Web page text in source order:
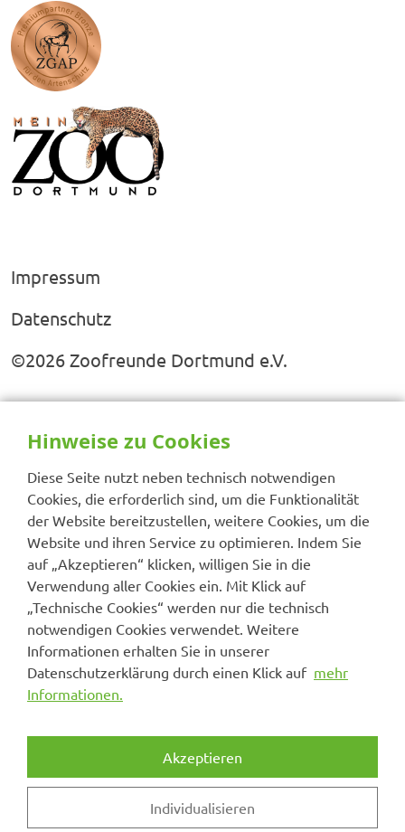
©2026 Zoofreunde Dortmund e.V.
Impressum
Datenschutz
Hinweise zu Cookies
Diese Seite nutzt neben technisch notwendigen
Cookies, die erforderlich sind, um die Funktionalität
der Website bereitzustellen, weitere Cookies, um die
Website und ihren Service zu optimieren. Indem Sie
auf „Akzeptieren“ klicken, willigen Sie in die
Verwendung aller Cookies ein. Mit Klick auf
„Technische Cookies“ werden nur die technisch
notwendigen Cookies verwendet. Weitere
Informationen erhalten Sie in unserer
Datenschutzerklärung durch einen Klick auf mehr
Informationen.
Akzeptieren
Individualisieren